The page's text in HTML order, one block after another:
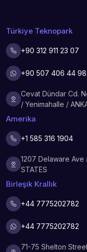
Türkiye Teknopark
+90 312 911 23 07
+90 507 406 44 98
Cevat Dündar Cd.
/ Yenimahalle /
Amerika
+1 585 316 1904
1207 Delaware Ave
STATES
Birleşik Krallık
+44 7775202782
+44 7775202782
71-75 Shelton